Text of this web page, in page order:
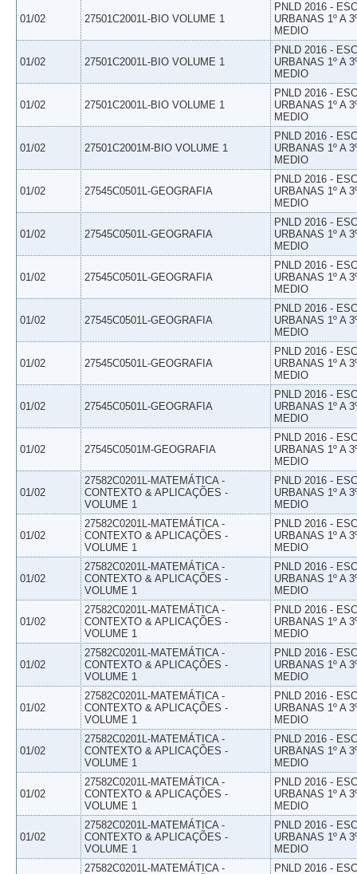
01/02 27501C2001L-BIO VOLUME 1
PNLD 2016 -
URBANAS 1º A
MEDIO
01/02 27501C2001L-BIO VOLUME 1
PNLD 2016 -
URBANAS 1º A
MEDIO
01/02 27501C2001L-BIO VOLUME 1
PNLD 2016 -
URBANAS 1º A
MEDIO
01/02 27501C2001M-BIO VOLUME 1
PNLD 2016 -
URBANAS 1º A
MEDIO
01/02 27545C0501L-GEOGRAFIA
PNLD 2016 -
URBANAS 1º A
MEDIO
01/02 27545C0501L-GEOGRAFIA
PNLD 2016 -
URBANAS 1º A
MEDIO
01/02 27545C0501L-GEOGRAFIA
PNLD 2016 -
URBANAS 1º A
MEDIO
01/02 27545C0501L-GEOGRAFIA
PNLD 2016 -
URBANAS 1º A
MEDIO
01/02 27545C0501L-GEOGRAFIA
PNLD 2016 -
URBANAS 1º A
MEDIO
01/02 27545C0501L-GEOGRAFIA
PNLD 2016 -
URBANAS 1º A
MEDIO
01/02 27545C0501M-GEOGRAFIA
PNLD 2016 -
URBANAS 1º A
MEDIO
01/02
27582C0201L-MATEMÁTICA -
CONTEXTO & APLICAÇÕES -
VOLUME 1
PNLD 2016 -
URBANAS 1º A
MEDIO
01/02
27582C0201L-MATEMÁTICA -
CONTEXTO & APLICAÇÕES -
VOLUME 1
PNLD 2016 -
URBANAS 1º A
MEDIO
01/02
27582C0201L-MATEMÁTICA -
CONTEXTO & APLICAÇÕES -
VOLUME 1
PNLD 2016 -
URBANAS 1º A
MEDIO
01/02
27582C0201L-MATEMÁTICA -
CONTEXTO & APLICAÇÕES -
VOLUME 1
PNLD 2016 -
URBANAS 1º A
MEDIO
01/02
27582C0201L-MATEMÁTICA -
CONTEXTO & APLICAÇÕES -
VOLUME 1
PNLD 2016 -
URBANAS 1º A
MEDIO
01/02
27582C0201L-MATEMÁTICA -
CONTEXTO & APLICAÇÕES -
VOLUME 1
PNLD 2016 -
URBANAS 1º A
MEDIO
01/02
27582C0201L-MATEMÁTICA -
CONTEXTO & APLICAÇÕES -
VOLUME 1
PNLD 2016 -
URBANAS 1º A
MEDIO
01/02
27582C0201L-MATEMÁTICA -
CONTEXTO & APLICAÇÕES -
VOLUME 1
PNLD 2016 -
URBANAS 1º A
MEDIO
01/02
27582C0201L-MATEMÁTICA -
CONTEXTO & APLICAÇÕES -
VOLUME 1
PNLD 2016 -
URBANAS 1º A
MEDIO
27582C0201L-MATEMÁTICA -
PNLD 2016 -